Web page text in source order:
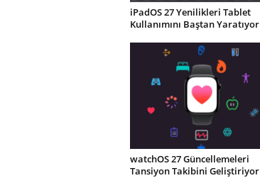
iPadOS 27 Yenilikleri Tablet
Kullanımını Baştan Yaratıyor
watchOS 27 Güncellemeleri
Tansiyon Takibini Geliştiriyor